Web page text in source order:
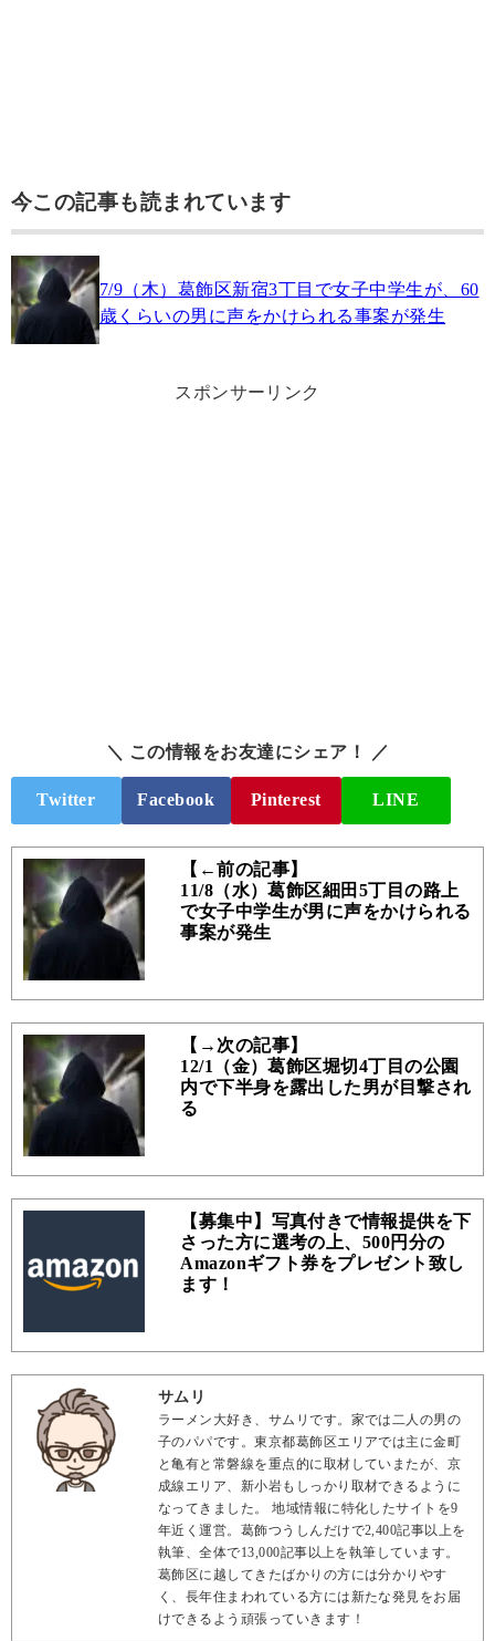
今この記事も読まれています
7/9（木）葛飾区新宿3丁目で女子中学生が、60
歳くらいの男に声をかけられる事案が発生
スポンサーリンク
＼ この情報をお友達にシェア！ ／
Twitter Facebook Pinterest LINE
【←前の記事】
11/8（水）葛飾区細田5丁目の路上
で女子中学生が男に声をかけられる
事案が発生
【→次の記事】
12/1（金）葛飾区堀切4丁目の公園
内で下半身を露出した男が目撃され
る
【募集中】写真付きで情報提供を下
さった方に選考の上、500円分の
Amazonギフト券をプレゼント致し
ます！
サムリ
ラーメン大好き、サムリです。家では二人の男の
子のパパです。東京都葛飾区エリアでは主に金町
と亀有と常磐線を重点的に取材していまたが、京
成線エリア、新小岩もしっかり取材できるように
なってきました。 地域情報に特化したサイトを9
年近く運営。葛飾つうしんだけで2,400記事以上を
執筆、全体で13,000記事以上を執筆しています。
葛飾区に越してきたばかりの方には分かりやす
く、長年住まわれている方には新たな発見をお届
けできるよう頑張っていきます！